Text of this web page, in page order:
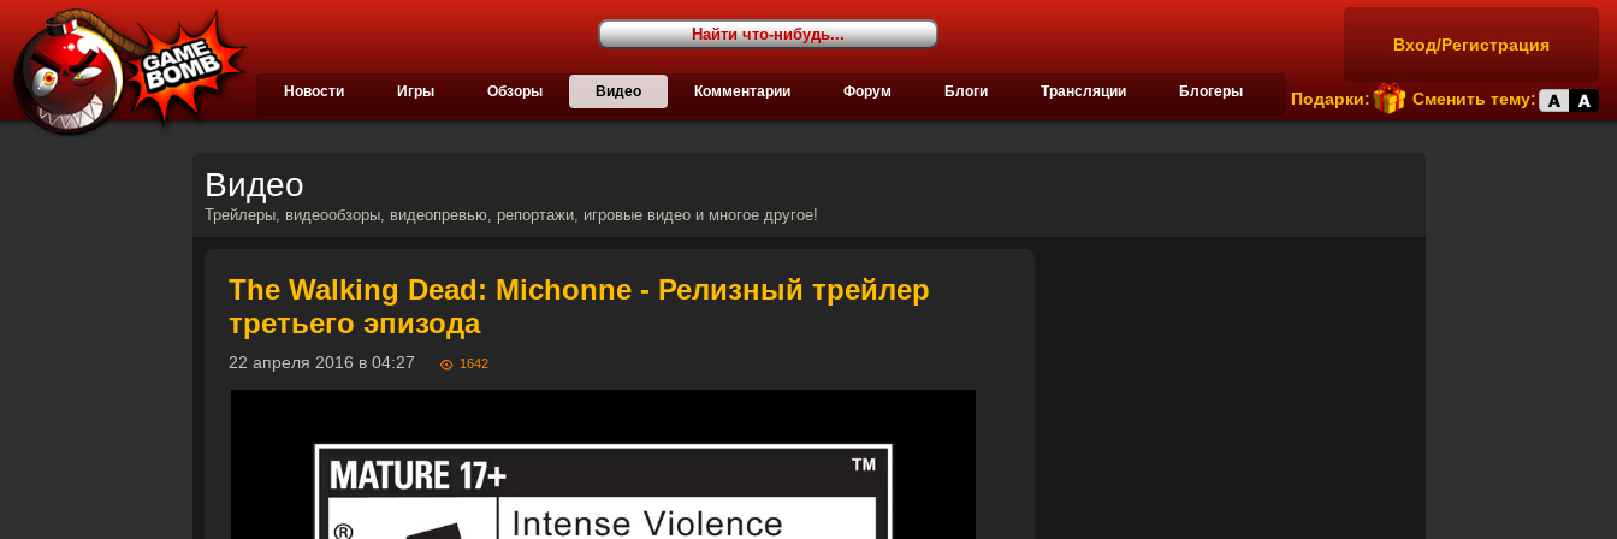
Вход/Регистрация
Подарки: Сменить тему:
Новости Игры Обзоры Видео Комментарии Форум Блоги Трансляции Блогеры
Видео
Трейлеры, видеообзоры, видеопревью, репортажи, игровые видео и многое другое!
The Walking Dead: Michonne - Релизный трейлер
третьего эпизода
22 апреля 2016 в 04:27 1642